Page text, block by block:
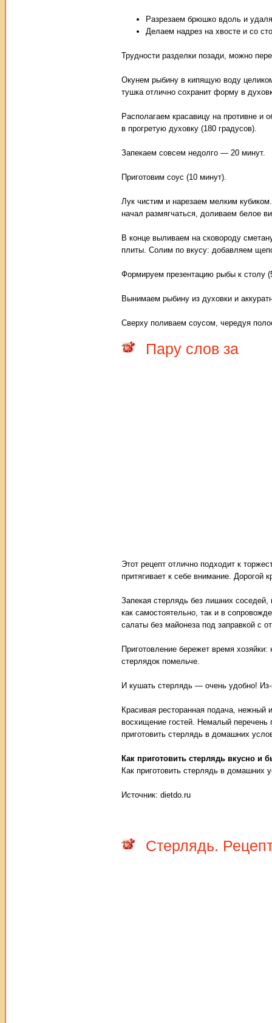
Разрезаем брюшко вдоль и
Делаем надрез на хвосте и со
Трудности разделки позади, можно
Окунем рыбину в кипящую воду
тушка отлично сохранит форму в
Располагаем красавицу на противне
в прогретую духовку (180 градусов).
Запекаем совсем недолго — 20 минут.
Приготовим соус (10 минут).
Лук чистим и нарезаем мелким
начал размягчаться, доливаем белое
В конце выливаем на сковороду
плиты. Солим по вкусу: добавляем
Формируем презентацию рыбы к столу
Вынимаем рыбину из духовки и
Сверху поливаем соусом, чередуя
Пару слов за
Этот рецепт отлично подходит к
притягивает к себе внимание. Дорогой
Запекая стерлядь без лишних
как самостоятельно, так и в
салаты без майонеза под заправкой с
Приготовление бережет время
стерлядок помельче.
И кушать стерлядь — очень удобно! Из-
Красивая ресторанная подача, нежный
восхищение гостей. Немалый перечень
приготовить стерлядь в домашних
Как приготовить стерлядь вкусно и
Как приготовить стерлядь в
Источник: dietdo.ru
Стерлядь.